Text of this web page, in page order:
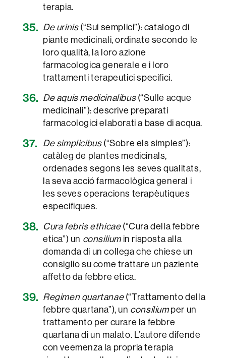
terapia.
De urinis(“Sui semplici”): catalogo di
piante medicinali, ordinate secondo le
loro qualità, la loro azione
farmacologica generale e i loro
trattamenti terapeutici specifici.
De aquis medicinalibus(“Sulle acque
medicinali”): descrive preparati
farmacologici elaborati a base di acqua.
De simplicibus(“Sobre els simples”):
catàleg de plantes medicinals,
ordenades segons les seves qualitats,
la seva acció farmacològica general i
les seves operacions terapèutiques
específiques.
Cura febris ethicae(“Cura della febbre
etica”) un consilium in risposta alla
domanda di un collega che chiese un
consiglio su come trattare un paziente
affetto da febbre etica.
Regimen quartanae(“Trattamento della
febbre quartana”), un consiliumper un
trattamento per curare la febbre
quartana di un malato. L’autore difende
con veemenza la propria terapia